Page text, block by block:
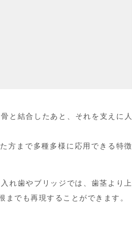
と結合したあと、それを支えに人
方まで多種多様に応用できる特徴
れ歯やブリッジでは、歯茎より上
でも再現することができます。